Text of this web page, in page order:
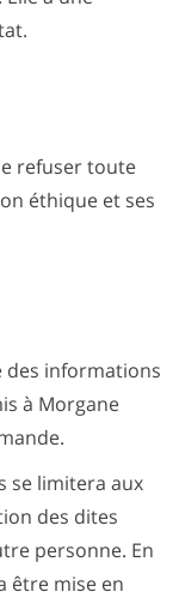
refuser toute
éthique et ses
des informations
à Morgane
se limitera aux
des dites
personne. En
être mise en